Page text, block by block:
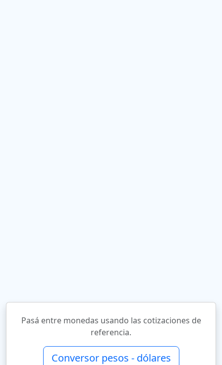
Pasá entre monedas usando las cotizaciones de
referencia.
Conversor pesos - dólares